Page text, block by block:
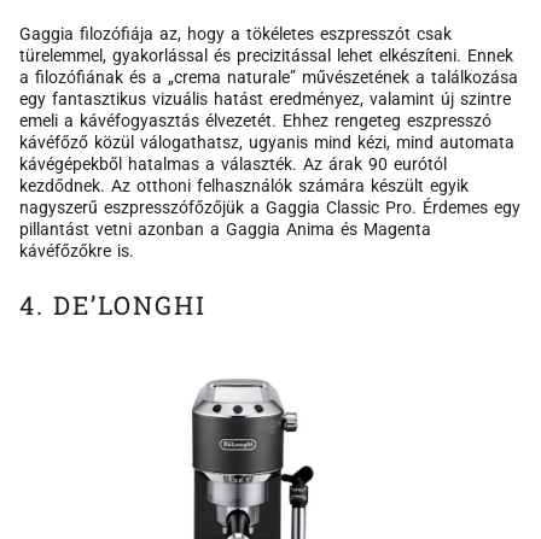
Gaggia filozófiája az, hogy a tökéletes eszpresszót csak
türelemmel, gyakorlással és precizitással lehet elkészíteni. Ennek
a filozófiának és a „crema naturale” művészetének a találkozása
egy fantasztikus vizuális hatást eredményez, valamint új szintre
emeli a kávéfogyasztás élvezetét. Ehhez rengeteg eszpresszó
kávéfőző közül válogathatsz, ugyanis mind kézi, mind automata
kávégépekből hatalmas a választék. Az árak 90 eurótól
kezdődnek. Az otthoni felhasználók számára készült egyik
nagyszerű eszpresszófőzőjük a Gaggia Classic Pro. Érdemes egy
pillantást vetni azonban a Gaggia Anima és Magenta
kávéfőzőkre is.
4. DE’LONGHI